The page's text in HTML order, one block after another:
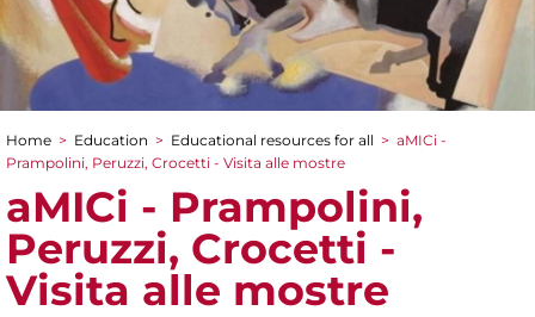
You are here
Home > Education > Educational resources for all > aMICi -
Prampolini, Peruzzi, Crocetti - Visita alle mostre
aMICi - Prampolini,
Peruzzi, Crocetti -
Visita alle mostre